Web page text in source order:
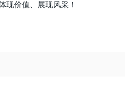
现价值、展现风采！